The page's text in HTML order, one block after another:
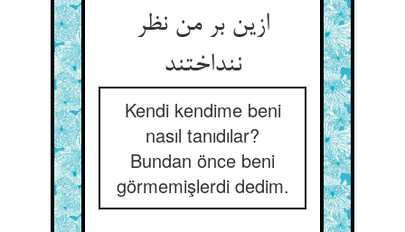
ازین بر من نظر
ننداختند
Kendi kendime beni
nasıl tanıdılar?
Bundan önce beni
görmemişlerdi dedim.